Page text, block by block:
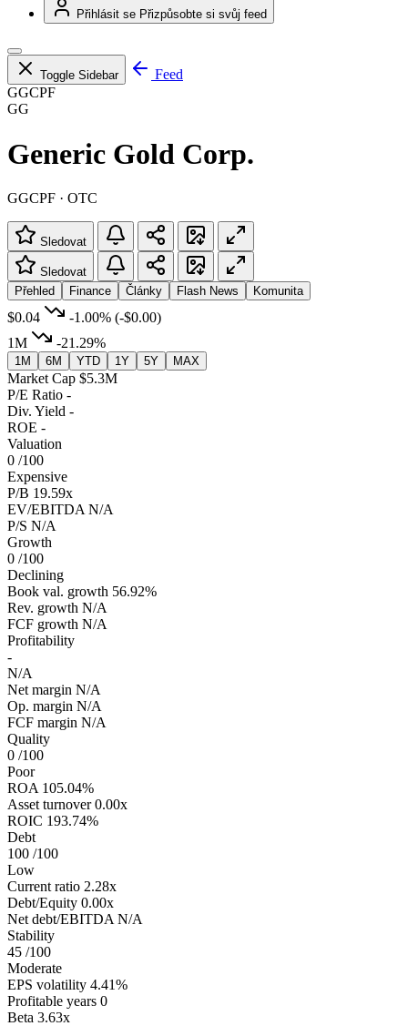
Přihlásit se Přizpůsobte si svůj feed
Toggle Sidebar
Feed
GGCPF
GG
Generic Gold Corp.
GGCPF · OTC
Sledovat
Sledovat
Přehled
Finance Články Flash News Komunita
$0.04 -1.00% (-$0.00)
1M
-21.29%
1M 6M YTD 1Y 5Y MAX
Market Cap $5.3M
P/E Ratio -
Div. Yield -
ROE -
Valuation
0 /100
Expensive
P/B 19.59x
EV/EBITDA N/A
P/S N/A
Growth
0 /100
Declining
Book val. growth 56.92%
Rev. growth N/A
FCF growth N/A
Profitability
-
N/A
Net margin N/A
Op. margin N/A
FCF margin N/A
Quality
0 /100
Poor
ROA 105.04%
Asset turnover 0.00x
ROIC 193.74%
Debt
100 /100
Low
Current ratio 2.28x
Debt/Equity 0.00x
Net debt/EBITDA N/A
Stability
45 /100
Moderate
EPS volatility 4.41%
Profitable years 0
Beta 3.63x